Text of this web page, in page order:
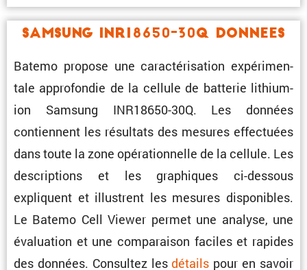
Samsung INR18650-30Q Donnees
Batemo propose une carac­té­ri­sa­tion expéri­men­
tale appro­fondie de la cellule de batterie lithium-
ion Samsung INR18650-30Q. Les données
contiennent les résul­tats des mesures effec­tuées
dans toute la zone opéra­tion­nelle de la cellule. Les
descrip­tions et les graphiques ci-dessous
expliquent et illus­trent les mesures dispo­nibles.
Le Batemo Cell Viewer permet une analyse, une
évalua­tion et une compa­raison faciles et rapides
des données. Consultez lesdétails pour en savoir